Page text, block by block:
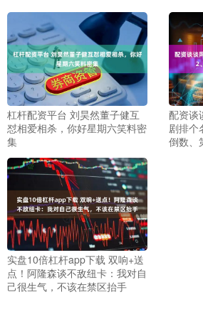
杠杆配资平台 刘昊然董子健互
怼相爱相杀，你好星期六笑料密
集
配资谈
剧排个
倒数、
实盘10倍杠杆app下载 双响+送
点！阿隆森谈不敌纽卡：我对自
己很生气，不该在禁区抬手